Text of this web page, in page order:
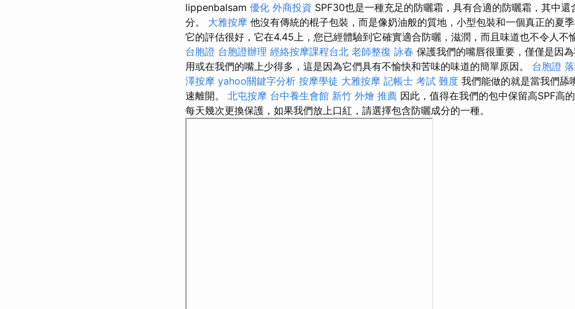
lippenbalsam 優化 外商投資 SPF30也是一種充足的防曬霜，具有合適的防曬霜，其中還
分。 大雅按摩 他沒有傳統的棍子包裝，而是像奶油般的質地，小型包裝和一個真正的夏季
它的評估很好，它在4.45上，您已經體驗到它確實適合防曬，滋潤，而且味道也不令人不
台胞證 台胞證辦理 經絡按摩課程台北 老師整復 詠春 保護我們的嘴唇很重要，僅僅是因
用或在我們的嘴上少得多，這是因為它們具有不愉快和苦味的味道的簡單原因。 台胞證
澤按摩 yahoo關鍵字分析 按摩學徒 大雅按摩 記帳士 考試 難度 我們能做的就是當我們舔
速離開。 北屯按摩 台中養生會館 新竹 外燴 推薦 因此，值得在我們的包中保留高SPF高
每天幾次更換保護，如果我們放上口紅，請選擇包含防曬成分的一種。